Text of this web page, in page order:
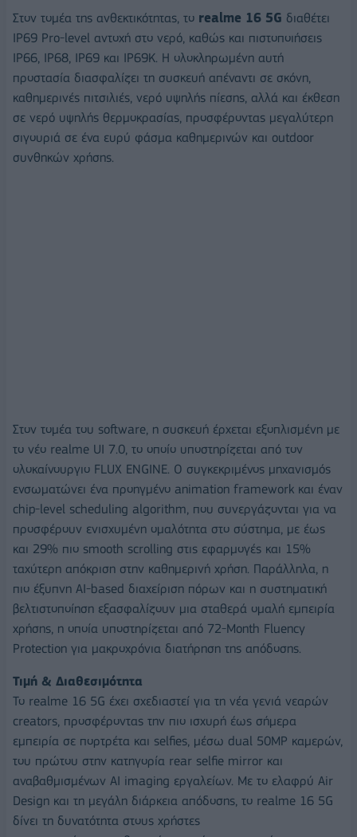
Στον τομέα της ανθεκτικότητας, το realme 16 5G διαθέτει
IP69 Pro-level αντοχή στο νερό, καθώς και πιστοποιήσεις
IP66, IP68, IP69 και IP69K. Η ολοκληρωμένη αυτή
προστασία διασφαλίζει τη συσκευή απέναντι σε σκόνη,
καθημερινές πιτσιλιές, νερό υψηλής πίεσης, αλλά και έκθεση
σε νερό υψηλής θερμοκρασίας, προσφέροντας μεγαλύτερη
σιγουριά σε ένα ευρύ φάσμα καθημερινών και outdoor
συνθηκών χρήσης.
Στον τομέα του software, η συσκευή έρχεται εξοπλισμένη με
το νέο realme UI 7.0, το οποίο υποστηρίζεται από τον
ολοκαίνουργιο FLUX ENGINE. Ο συγκεκριμένος μηχανισμός
ενσωματώνει ένα προηγμένο animation framework και έναν
chip-level scheduling algorithm, που συνεργάζονται για να
προσφέρουν ενισχυμένη ομαλότητα στο σύστημα, με έως
και 29% πιο smooth scrolling στις εφαρμογές και 15%
ταχύτερη απόκριση στην καθημερινή χρήση. Παράλληλα, η
πιο έξυπνη AI-based διαχείριση πόρων και η συστηματική
βελτιστοποίηση εξασφαλίζουν μια σταθερά ομαλή εμπειρία
χρήσης, η οποία υποστηρίζεται από 72-Month Fluency
Protection για μακροχρόνια διατήρηση της απόδοσης.
Τιμή & Διαθεσιμότητα
Το realme 16 5G έχει σχεδιαστεί για τη νέα γενιά νεαρών
creators, προσφέροντας την πιο ισχυρή έως σήμερα
εμπειρία σε πορτρέτα και selfies, μέσω dual 50MP καμερών,
του πρώτου στην κατηγορία rear selfie mirror και
αναβαθμισμένων AI imaging εργαλείων. Με το ελαφρύ Air
Design και τη μεγάλη διάρκεια απόδοσης, το realme 16 5G
δίνει τη δυνατότητα στους χρήστες